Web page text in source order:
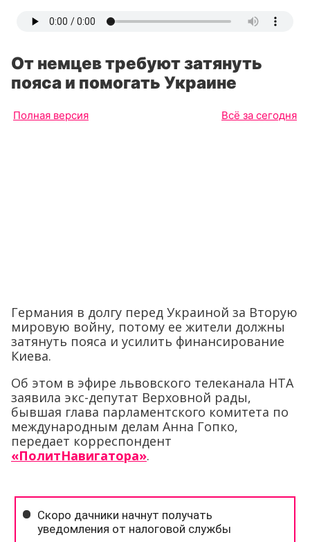
От немцев требуют затянуть
пояса и помогать Украине
Полная версия Всё за сегодня
Германия в долгу перед Украиной за Вторую
мировую войну, потому ее жители должны
затянуть пояса и усилить финансирование
Киева.
Об этом в эфире львовского телеканала НТА
заявила экс-депутат Верховной рады,
бывшая глава парламентского комитета по
международным делам Анна Гопко,
передает корреспондент
«ПолитНавигатора».